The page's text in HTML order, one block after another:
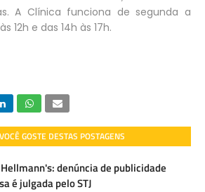
A Clínica funciona de segunda a
12h e das 14h às 17h.
GOSTE DESTAS POSTAGENS
denúncia de publicidade
é julgada pelo STJ